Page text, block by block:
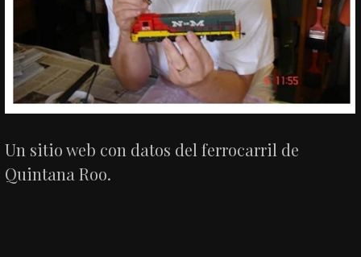
Un sitio web con datos del ferrocarril de
Quintana Roo.